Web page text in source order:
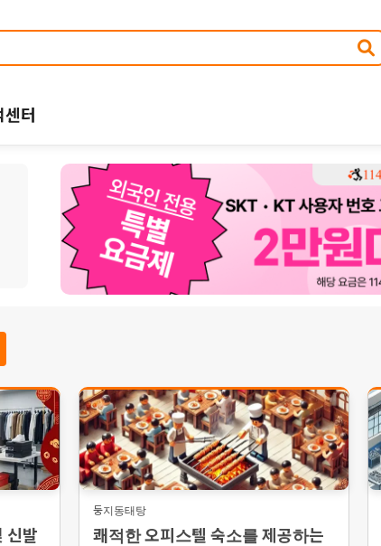
센터
신발
둥지동태탕
쾌적한 오피스텔 숙소를 제공하는